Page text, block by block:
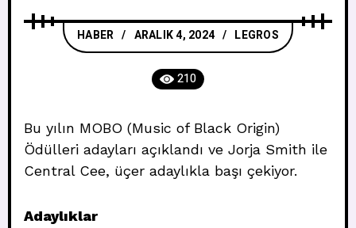
HABER ARALIK 4, 2024 LEGROS
210
Bu yılın MOBO (Music of Black Origin)
Ödülleri adayları açıklandı ve Jorja Smith ile
Central Cee, üçer adaylıkla başı çekiyor.
Adaylıklar